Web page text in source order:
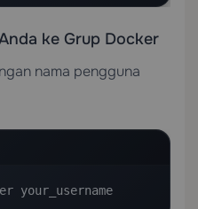
ke Grup Docker
nama pengguna
your_username